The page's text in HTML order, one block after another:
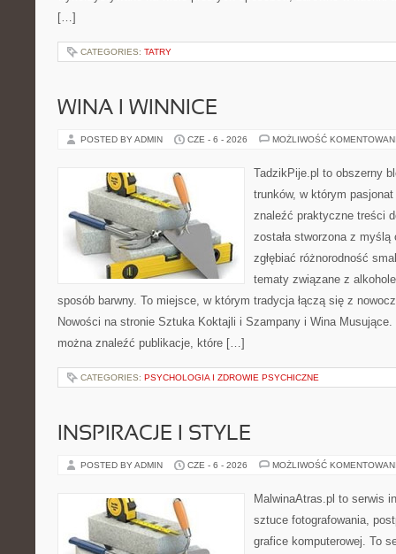
[…]
CATEGORIES: TATRY
WINA I WINNICE
POSTED BY ADMIN CZE - 6 - 2026 MOŻLIWOŚĆ
TadzikPije.pl to obszerny
trunków, w którym
znaleźć praktyczne treści
została stworzona z
zgłębiać różnorodność
tematy związane z
sposób barwny. To miejsce, w którym tradycja łączą się z
Nowości na stronie Sztuka Koktajli i Szampany i Wina
można znaleźć publikacje, które […]
CATEGORIES: PSYCHOLOGIA I ZDROWIE PSYCHICZNE
INSPIRACJE I STYLE
POSTED BY ADMIN CZE - 6 - 2026 MOŻLIWOŚĆ
MalwinaAtras.pl to serwis
sztuce fotografowania,
grafice komputerowej. To